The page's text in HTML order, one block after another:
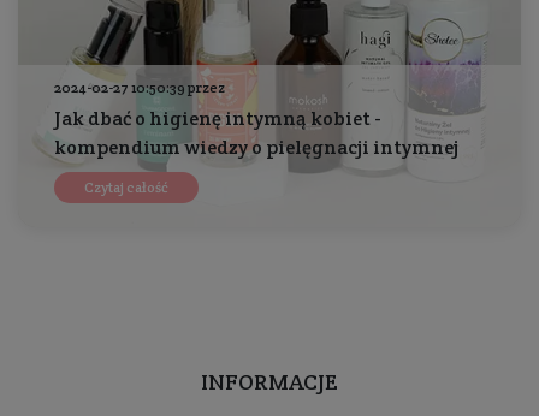
2024-02-27 10:50:39 przez
Jak dbać o higienę intymną kobiet -
kompendium wiedzy o pielęgnacji intymnej
Czytaj całość
INFORMACJE